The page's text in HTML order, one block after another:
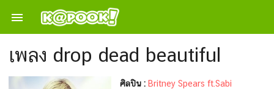

เพลง drop dead beautiful
ศิลปิน : Britney Spears ft.Sabi